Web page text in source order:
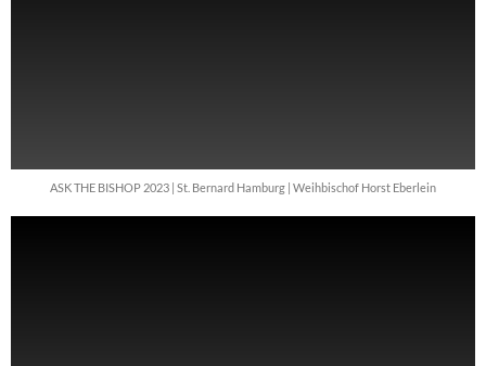
ASK THE BISHOP 2023 | St. Bernard Hamburg | Weihbischof Horst Eberlein